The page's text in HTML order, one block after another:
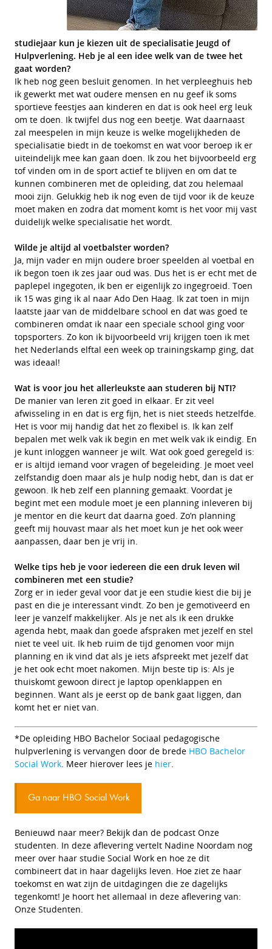
studiejaar kun je kiezen uit de specialisatie Jeugd of
Hulpverlening. Heb je al een idee welk van de twee het
gaat worden?
Ik heb nog geen besluit genomen. In het verpleeghuis heb
ik gewerkt met wat oudere mensen en nu geef ik soms
sportieve feestjes aan kinderen en dat is ook heel erg leuk
om te doen. Ik twijfel dus nog een beetje. Wat daarnaast
zal meespelen in mijn keuze is welke mogelijkheden de
specialisatie biedt in de toekomst en wat voor beroep ik er
uiteindelijk mee kan gaan doen. Ik zou het bijvoorbeeld erg
tof vinden om in de sport actief te blijven en om dat te
kunnen combineren met de opleiding, dat zou helemaal
mooi zijn. Gelukkig heb ik nog even de tijd voor ik de keuze
moet maken en zodra dat moment komt is het voor mij vast
duidelijk welke specialisatie het wordt.
Wilde je altijd al voetbalster worden?
Ja, mijn vader en mijn oudere broer speelden al voetbal en
ik begon toen ik zes jaar oud was. Dus het is er echt met de
paplepel ingegoten, ik ben er eigenlijk zo ingegroeid. Toen
ik 15 was ging ik al naar Ado Den Haag. Ik zat toen in mijn
laatste jaar van de middelbare school en dat was goed te
combineren omdat ik naar een speciale school ging voor
topsporters. Zo kon ik bijvoorbeeld vrij krijgen toen ik met
het Nederlands elftal een week op trainingskamp ging, dat
was ideaal!
Wat is voor jou het allerleukste aan studeren bij NTI?
De manier van leren zit goed in elkaar. Er zit veel
afwisseling in en dat is erg fijn, het is niet steeds hetzelfde.
Het is voor mij handig dat het zo flexibel is. Ik kan zelf
bepalen met welk vak ik begin en met welk vak ik eindig. En
je kunt inloggen wanneer je wilt. Wat ook goed geregeld is:
er is altijd iemand voor vragen of begeleiding. Je moet veel
zelfstandig doen maar als je hulp nodig hebt, dan is dat er
gewoon. Ik heb zelf een planning gemaakt. Voordat je
begint met een module moet je een planning inleveren bij
je mentor en die keurt dat daarna goed. Zo’n planning
geeft mij houvast maar als het moet kun je het ook weer
aanpassen, daar ben je vrij in.
Welke tips heb je voor iedereen die een druk leven wil
combineren met een studie?
Zorg er in ieder geval voor dat je een studie kiest die bij je
past en die je interessant vindt. Zo ben je gemotiveerd en
leer je vanzelf makkelijker. Als je net als ik een drukke
agenda hebt, maak dan goede afspraken met jezelf en stel
niet te veel uit. Ik heb ruim de tijd genomen voor mijn
planning en ik vind dat als je iets afspreekt met jezelf dat
je het ook echt moet nakomen. Mijn beste tip is: Als je
thuiskomt gewoon direct je laptop openklappen en
beginnen. Want als je eerst op de bank gaat liggen, dan
komt het er niet van.
*De opleiding HBO Bachelor Sociaal pedagogische
hulpverlening is vervangen door de brede HBO Bachelor
Social Work. Meer hierover lees je hier.
Ga naar HBO Social Work
Benieuwd naar meer? Bekijk dan de podcast Onze
studenten. In deze aflevering vertelt Nadine Noordam nog
meer over haar studie Social Work en hoe ze dit
combineert dat in haar dagelijks leven. Hoe ziet ze haar
toekomst en wat zijn de uitdagingen die ze dagelijks
tegenkomt! Je hoort het allemaal in deze aflevering van:
Onze Studenten.